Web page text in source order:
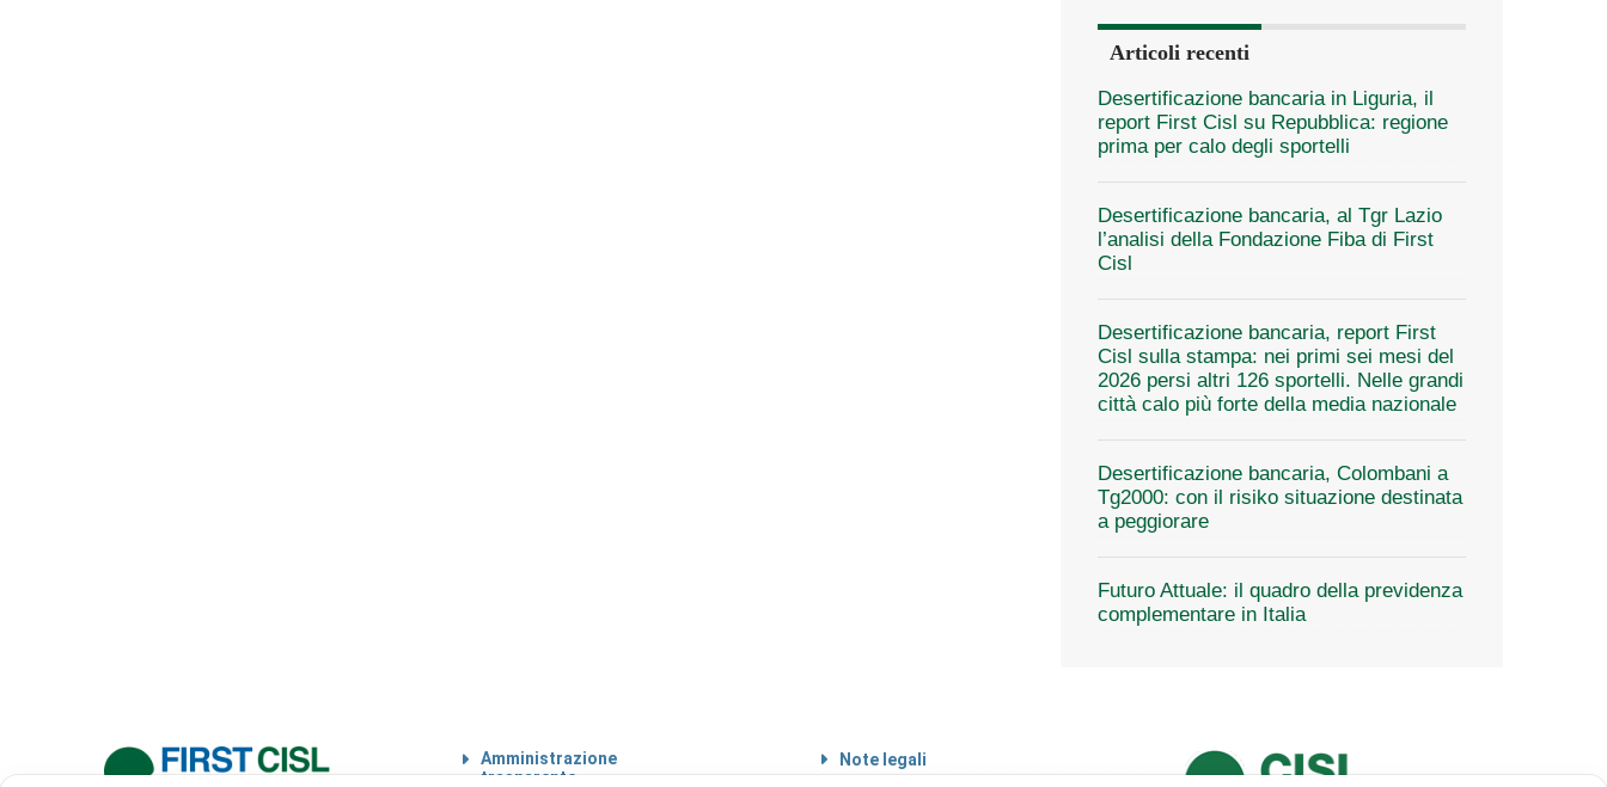
Articoli recenti
Desertificazione bancaria in Liguria, il
report First Cisl su Repubblica: regione
prima per calo degli sportelli
Desertificazione bancaria, al Tgr Lazio
l’analisi della Fondazione Fiba di First
Cisl
Desertificazione bancaria, report First
Cisl sulla stampa: nei primi sei mesi del
2026 persi altri 126 sportelli. Nelle grandi
città calo più forte della media nazionale
Desertificazione bancaria, Colombani a
Tg2000: con il risiko situazione destinata
a peggiorare
Futuro Attuale: il quadro della previdenza
complementare in Italia
Amministrazione
trasparente
Note legali